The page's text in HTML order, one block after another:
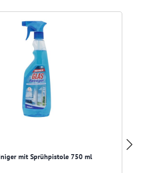
mit Sprühpistole 750 ml